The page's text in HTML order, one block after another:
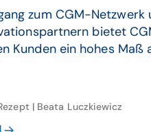
zum CGM-Netzwerk
bietet
Kunden ein hohes Maß
| Beata Luczkiewicz